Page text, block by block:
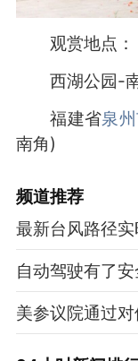
观赏地点：
西湖公园-
福建省泉
南角)
频道推荐
最新台风路径
自动驾驶有了
美参议院通过